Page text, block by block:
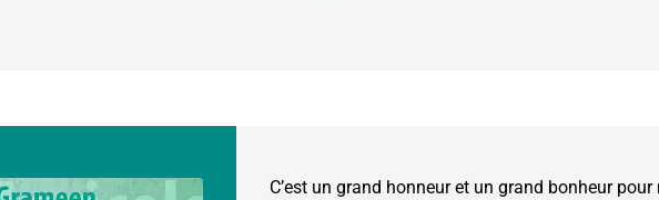
C’est un grand honneur et un grand bonheur pour